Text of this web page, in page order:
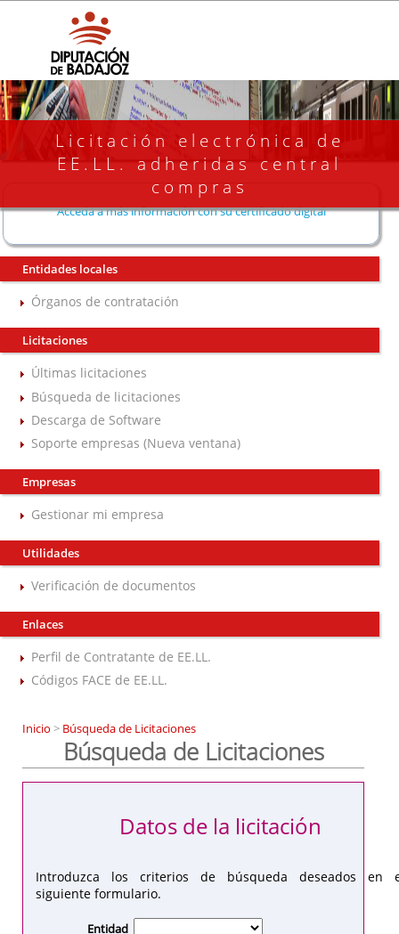
Licitación electrónica de
EE.LL. adheridas central
compras
Acceda a más información con su certificado digital
Entidades locales
Órganos de contratación
Licitaciones
Últimas licitaciones
Búsqueda de licitaciones
Descarga de Software
Soporte empresas (Nueva ventana)
Empresas
Gestionar mi empresa
Utilidades
Verificación de documentos
Enlaces
Perfil de Contratante de EE.LL.
Códigos FACE de EE.LL.
Inicio > Búsqueda de Licitaciones
Búsqueda de Licitaciones
Introduzca los criterios de búsqueda deseados en
siguiente formulario.
Datos de la licitación
Entidad